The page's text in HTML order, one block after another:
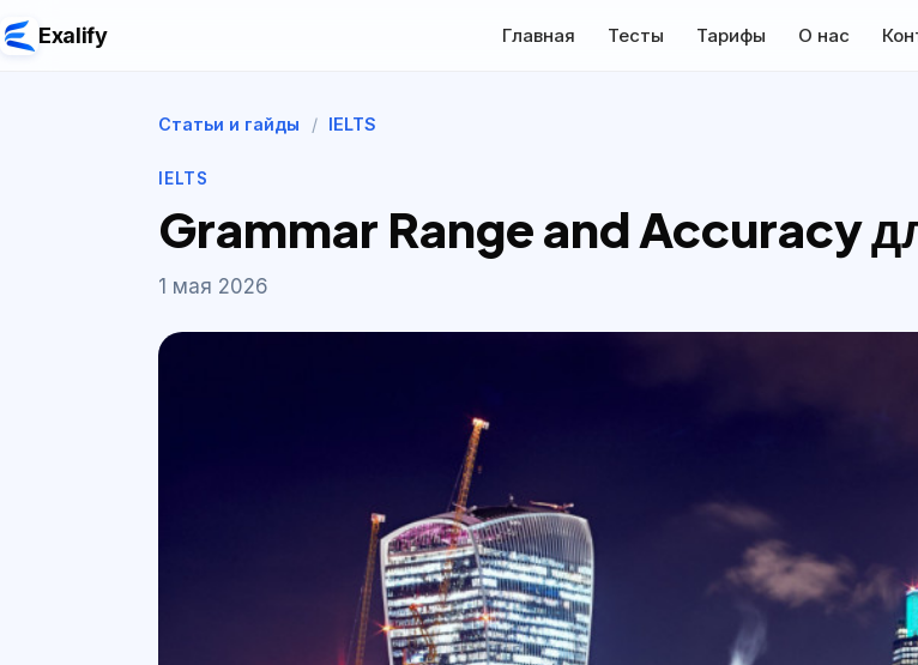
Exalify Главная Тесты Тарифы О нас
Статьи и гайды / IELTS
IELTS
Grammar Range and Accuracy
1 мая 2026